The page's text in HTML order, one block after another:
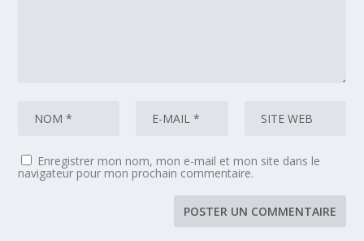
Enregistrer mon nom, mon e-mail et mon site dans le
navigateur pour mon prochain commentaire.